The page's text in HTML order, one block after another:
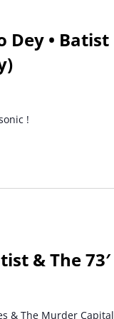
Dey • Batist
!
& The 73′
& The Murder Capital